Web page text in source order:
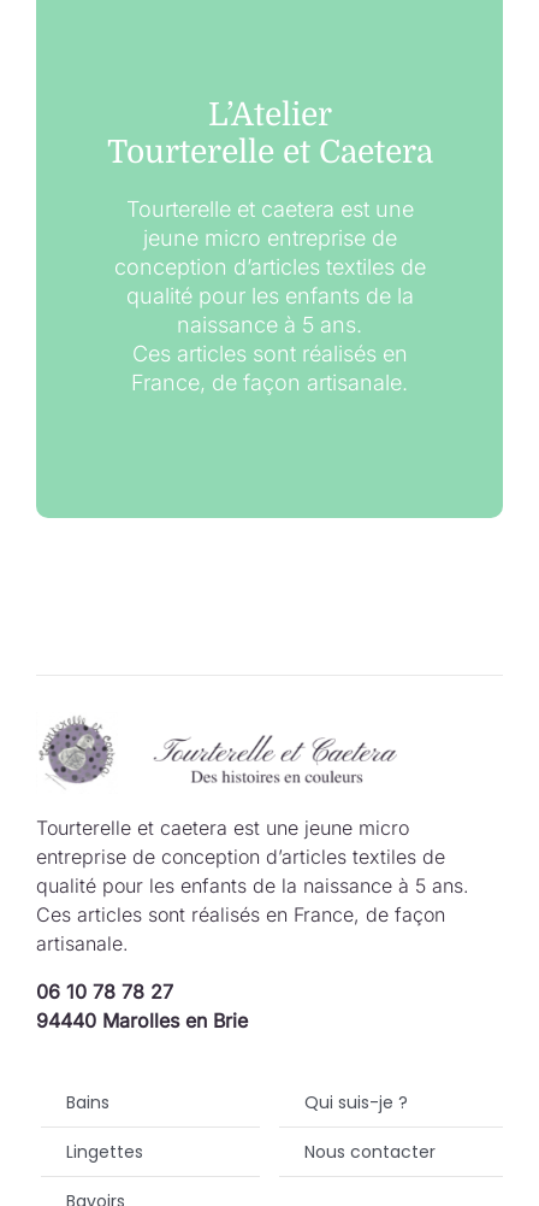
L’Atelier
Tourterelle et Caetera
Tourterelle et caetera est une
jeune micro entreprise de
conception d’articles textiles de
qualité pour les enfants de la
naissance à 5 ans.
Ces articles sont réalisés en
France, de façon artisanale.
Tourterelle et caetera est une jeune micro
entreprise de conception d’articles textiles de
qualité pour les enfants de la naissance à 5 ans.
Ces articles sont réalisés en France, de façon
artisanale.
06 10 78 78 27
94440 Marolles en Brie
Bains
Lingettes
Qui suis-je ?
Nous contacter